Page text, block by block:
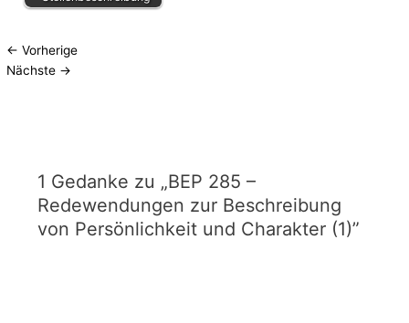
← Vorherige
Nächste →
1 Gedanke zu „BEP 285 –
Redewendungen zur Beschreibung
von Persönlichkeit und Charakter (1)”